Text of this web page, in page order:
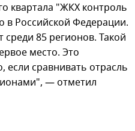
квартала "ЖКХ контроль
в Российской Федерации.
среди 85 регионов. Такой
место. Это
если сравнивать отрасль
— отметил